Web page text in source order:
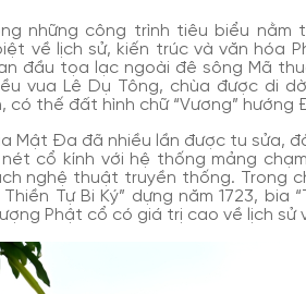
những công trình tiêu biểu nằm
về lịch sử, kiến trúc và văn hóa
đầu tọa lạc ngoài đê sông Mã
vua Lê Dụ Tông, chùa được di
có thế đất hình chữ “Vương” hướng
Mật Đa đã nhiều lần được tu sửa,
nét cổ kính với hệ thống mảng
nghệ thuật truyền thống. Trong
Tự Bi Ký” dựng năm 1723, bia
Phật cổ có giá trị cao về lịch sử